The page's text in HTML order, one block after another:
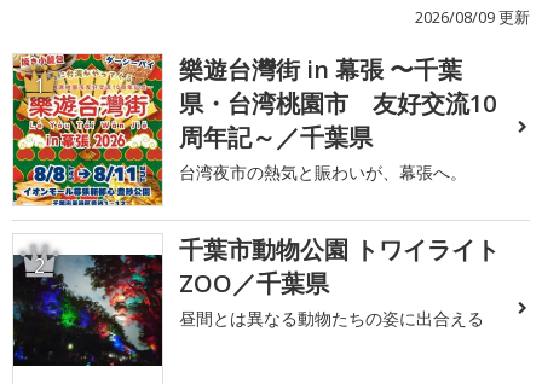
2026/08/09 更新
1
樂遊台灣街 in 幕張 〜千葉
県・台湾桃園市 友好交流10
周年記～／千葉県
台湾夜市の熱気と賑わいが、幕張へ。
2
千葉市動物公園 トワイライト
ZOO／千葉県
昼間とは異なる動物たちの姿に出合える